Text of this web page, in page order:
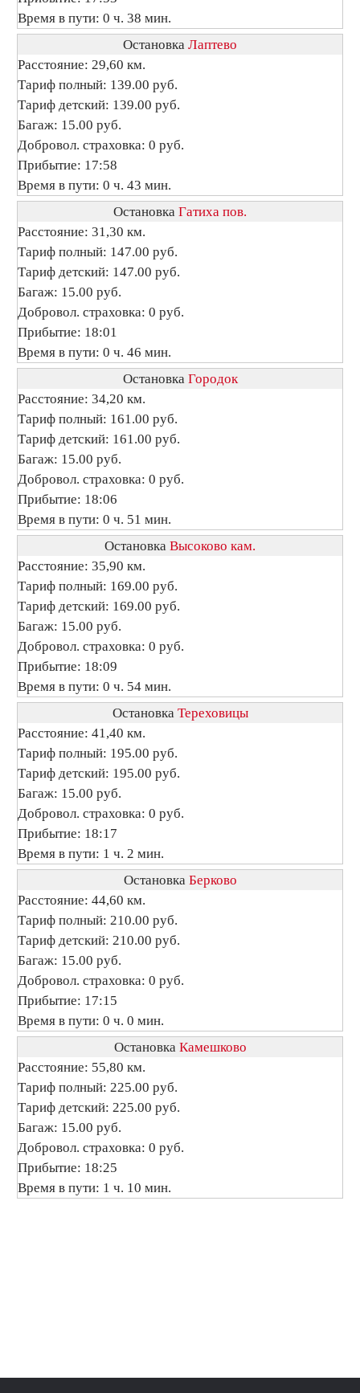
Время в пути: 0 ч. 38 мин.
Остановка Лаптево
Расстояние: 29,60 км.
Тариф полный: 139.00 руб.
Тариф детский: 139.00 руб.
Багаж: 15.00 руб.
Добровол. страховка: 0 руб.
Прибытие: 17:58
Время в пути: 0 ч. 43 мин.
Остановка Гатиха пов.
Расстояние: 31,30 км.
Тариф полный: 147.00 руб.
Тариф детский: 147.00 руб.
Багаж: 15.00 руб.
Добровол. страховка: 0 руб.
Прибытие: 18:01
Время в пути: 0 ч. 46 мин.
Остановка Городок
Расстояние: 34,20 км.
Тариф полный: 161.00 руб.
Тариф детский: 161.00 руб.
Багаж: 15.00 руб.
Добровол. страховка: 0 руб.
Прибытие: 18:06
Время в пути: 0 ч. 51 мин.
Остановка Высоково кам.
Расстояние: 35,90 км.
Тариф полный: 169.00 руб.
Тариф детский: 169.00 руб.
Багаж: 15.00 руб.
Добровол. страховка: 0 руб.
Прибытие: 18:09
Время в пути: 0 ч. 54 мин.
Остановка Тереховицы
Расстояние: 41,40 км.
Тариф полный: 195.00 руб.
Тариф детский: 195.00 руб.
Багаж: 15.00 руб.
Добровол. страховка: 0 руб.
Прибытие: 18:17
Время в пути: 1 ч. 2 мин.
Остановка Берково
Расстояние: 44,60 км.
Тариф полный: 210.00 руб.
Тариф детский: 210.00 руб.
Багаж: 15.00 руб.
Добровол. страховка: 0 руб.
Прибытие: 17:15
Время в пути: 0 ч. 0 мин.
Остановка Камешково
Расстояние: 55,80 км.
Тариф полный: 225.00 руб.
Тариф детский: 225.00 руб.
Багаж: 15.00 руб.
Добровол. страховка: 0 руб.
Прибытие: 18:25
Время в пути: 1 ч. 10 мин.